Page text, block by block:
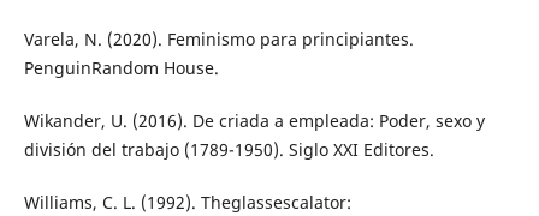
Varela, N. (2020). Feminismo para principiantes.
PenguinRandom House.
Wikander, U. (2016). De criada a empleada: Poder, sexo y
división del trabajo (1789-1950). Siglo XXI Editores.
Williams, C. L. (1992). Theglassescalator: